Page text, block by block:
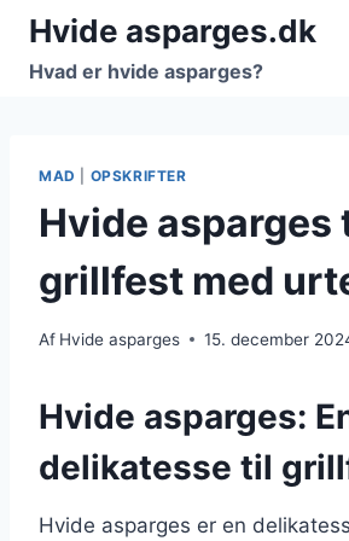
Fortsæt
indhold
Hvide asparges.dk
Hvad er hvide asparges?
MAD OPSKRIFTER
Hvide asparges
grillfest med
Af Hvide asparges 15. december
Hvide asparges:
delikatesse til
Hvide asparges er en